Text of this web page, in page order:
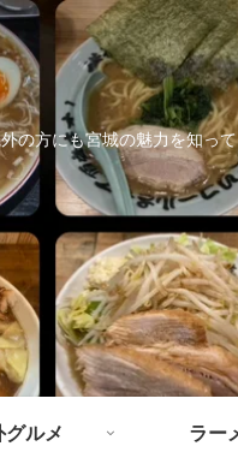
の方にも宮城の魅力を知っ
ルメ ラー